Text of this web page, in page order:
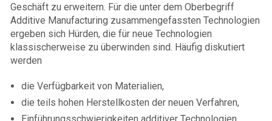
Geschäft zu erweitern. Für die unter dem Oberbegriff
Additive Manufacturing zusammengefassten Technologien
ergeben sich Hürden, die für neue Technologien
klassischerweise zu überwinden sind. Häufig diskutiert
werden
die Verfügbarkeit von Materialien,
die teils hohen Herstellkosten der neuen Verfahren,